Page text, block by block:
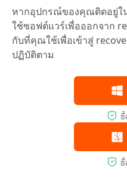
หากอุปกรณ์ของคุณติดอยู่ใ
ใช้ซอฟต์แวร์เพื่อออกจาก
กับที่คุณใช้เพื่อเข้าสู่
ปฏิบัติตาม